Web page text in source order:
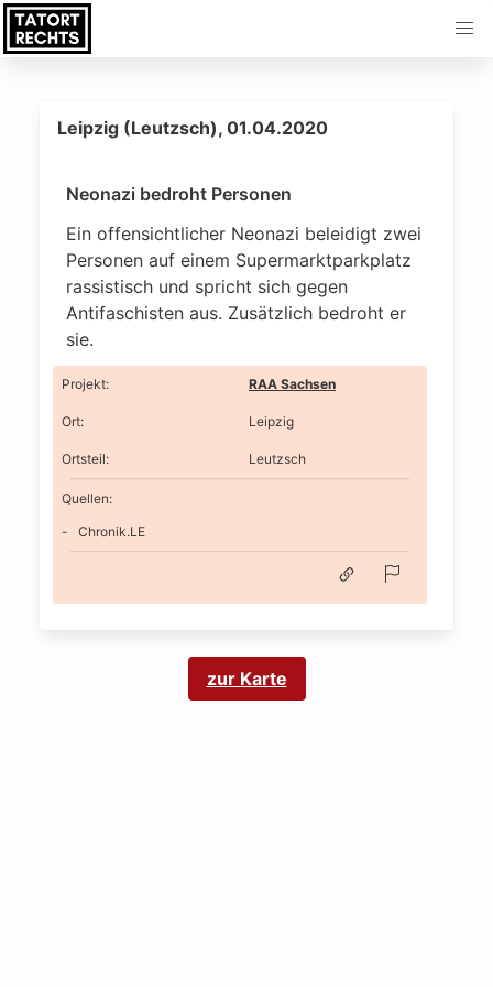
Leipzig (Leutzsch), 01.04.2020
Neonazi bedroht Personen
Ein offensichtlicher Neonazi beleidigt zwei
Personen auf einem Supermarktparkplatz
rassistisch und spricht sich gegen
Antifaschisten aus. Zusätzlich bedroht er
sie.
Projekt: RAA Sachsen
Ort: Leipzig
Ortsteil: Leutzsch
Quellen:
Chronik.LE
zur Karte